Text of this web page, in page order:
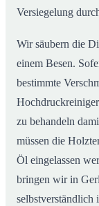
Versiegelung
Wir säubern die
einem Besen.
bestimmte
zu behandeln
müssen die
Öl eingelassen
bringen wir in
selbstverständlich